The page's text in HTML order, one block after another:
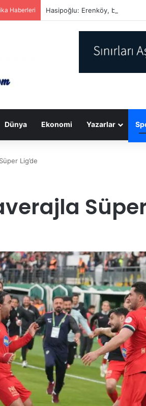
Haberleri Hasipoğlu: Erenköy, bir milletin
Dünya Ekonomi Yazarlar
Lig’de
Süper